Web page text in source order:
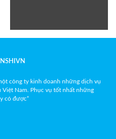
công ty kinh doanh những dịch vụ
Nam. Phục vụ tốt nhất những
có được”